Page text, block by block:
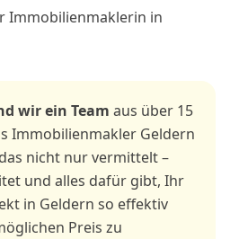
Immobilienmaklerin in
wir ein Team aus über 15
Immobilienmakler Geldern
nicht nur vermittelt –
und alles dafür gibt, Ihr
in Geldern so effektiv
Preis zu